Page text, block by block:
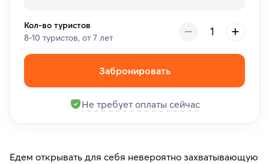
Кол-во туристов
8-10 туристов, от 7 лет
Забронировать
Не требует оплаты сейчас
Едем открывать для себя невероятно захватывающую